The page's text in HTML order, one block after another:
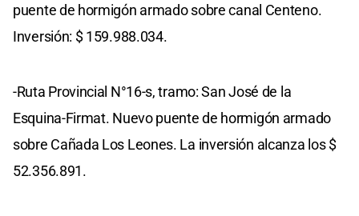
puente de hormigón armado sobre canal Centeno.
Inversión: $ 159.988.034.
-Ruta Provincial N°16-s, tramo: San José de la
Esquina-Firmat. Nuevo puente de hormigón armado
sobre Cañada Los Leones. La inversión alcanza los $
52.356.891.